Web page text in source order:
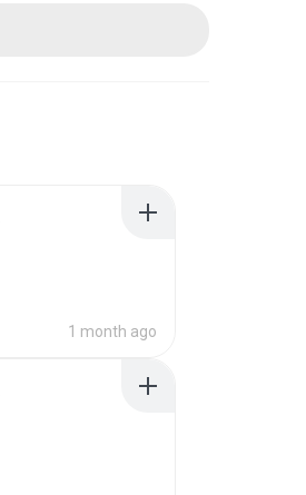
1 month ago